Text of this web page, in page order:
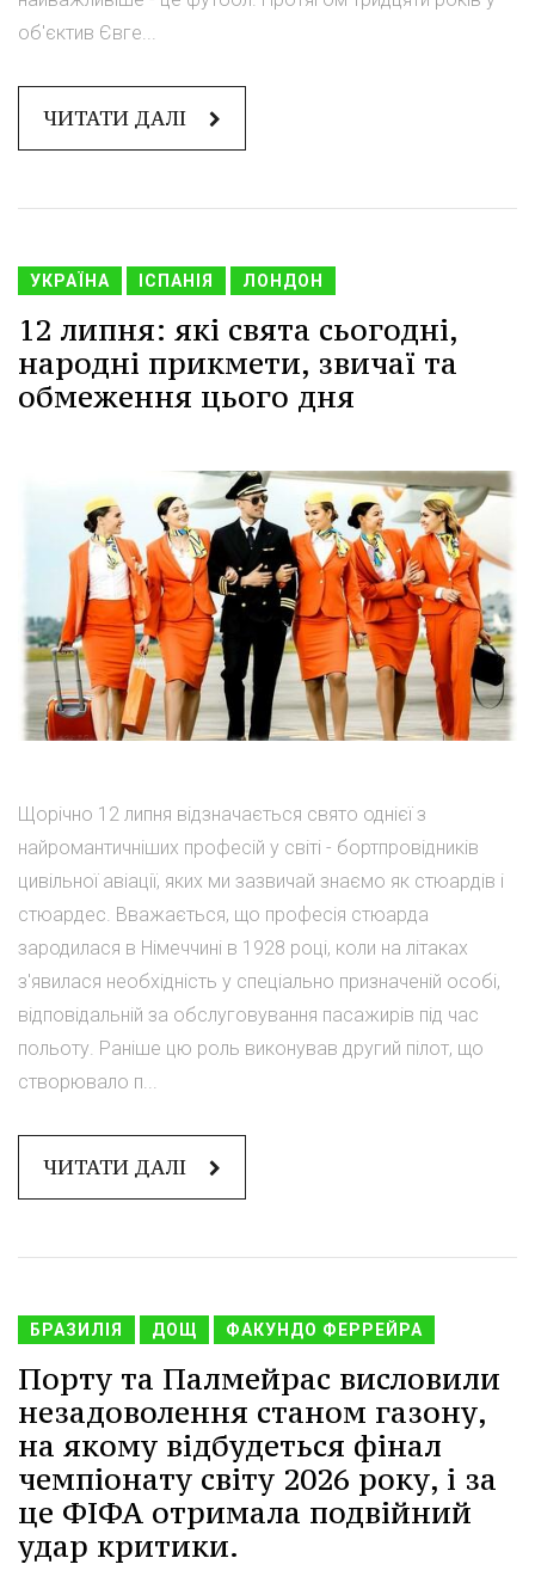
об'єктив Євге...
ЧИТАТИ ДАЛІ
УКРАЇНА ІСПАНІЯ ЛОНДОН
12 липня: які свята сьогодні,
народні прикмети, звичаї та
обмеження цього дня
Щорічно 12 липня відзначається свято однієї з
найромантичніших професій у світі - бортпровідників
цивільної авіації, яких ми зазвичай знаємо як стюардів і
стюардес. Вважається, що професія стюарда
зародилася в Німеччині в 1928 році, коли на літаках
з'явилася необхідність у спеціально призначеній особі,
відповідальній за обслуговування пасажирів під час
польоту. Раніше цю роль виконував другий пілот, що
створювало п...
ЧИТАТИ ДАЛІ
БРАЗИЛІЯ ДОЩ ФАКУНДО ФЕРРЕЙРА
Порту та Палмейрас висловили
незадоволення станом газону,
на якому відбудеться фінал
чемпіонату світу 2026 року, і за
це ФІФА отримала подвійний
удар критики.